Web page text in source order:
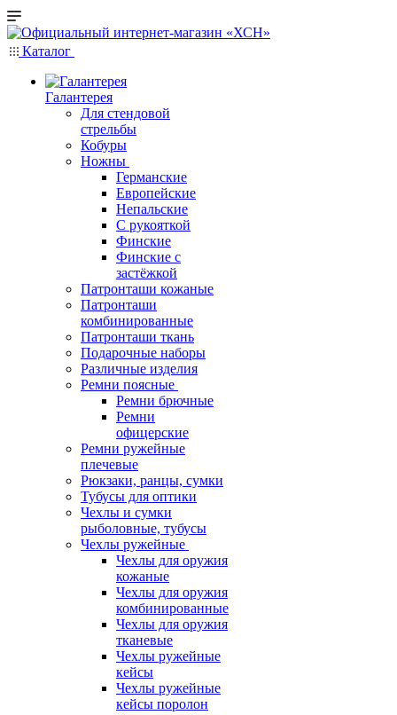
Каталог
Галантерея
Для стендовой
стрельбы
Кобуры
Ножны
Германские
Европейские
Непальские
С рукояткой
Финские
Финские с
застёжкой
Патронташи кожаные
Патронташи
комбинированные
Патронташи ткань
Подарочные наборы
Различные изделия
Ремни поясные
Ремни брючные
Ремни
офицерские
Ремни ружейные
плечевые
Рюкзаки, ранцы, сумки
Тубусы для оптики
Чехлы и сумки
рыболовные, тубусы
Чехлы ружейные
Чехлы для оружия
кожаные
Чехлы для оружия
комбинированные
Чехлы для оружия
тканевые
Чехлы ружейные
кейсы
Чехлы ружейные
кейсы поролон